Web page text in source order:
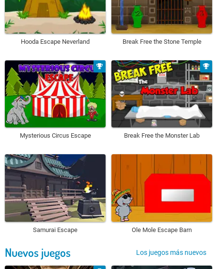
Hooda Escape Neverland Break Free the Stone Temple
Mysterious Circus Escape Break Free the Monster Lab
Samurai Escape Ole Mole Escape Barn
Nuevos juegos Los juegos más nuevos